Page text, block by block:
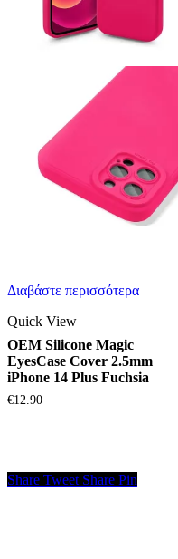
Διαβάστε περισσότερα
Quick View
OEM Silicone Magic
EyesCase Cover 2.5mm
iPhone 14 Plus Fuchsia
€12.90
Share Tweet Share Pin